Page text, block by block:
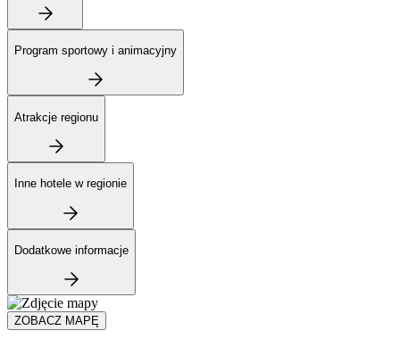
Program sportowy i animacyjny
Atrakcje regionu
Inne hotele w regionie
Dodatkowe informacje
ZOBACZ MAPĘ